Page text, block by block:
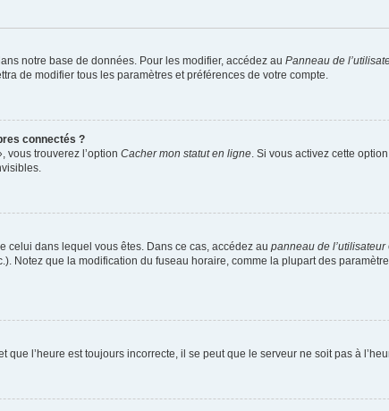
notre base de données. Pour les modifier, accédez au Panneau de
de modifier tous les paramètres et préférences de votre compte.
connectés ?
vous trouverez l’option Cacher mon statut en ligne. Si vous activez cette
celui dans lequel vous êtes. Dans ce cas, accédez au panneau de l’utilisateur
Notez que la modification du fuseau horaire, comme la plupart des
que l’heure est toujours incorrecte, il se peut que le serveur ne soit pas à